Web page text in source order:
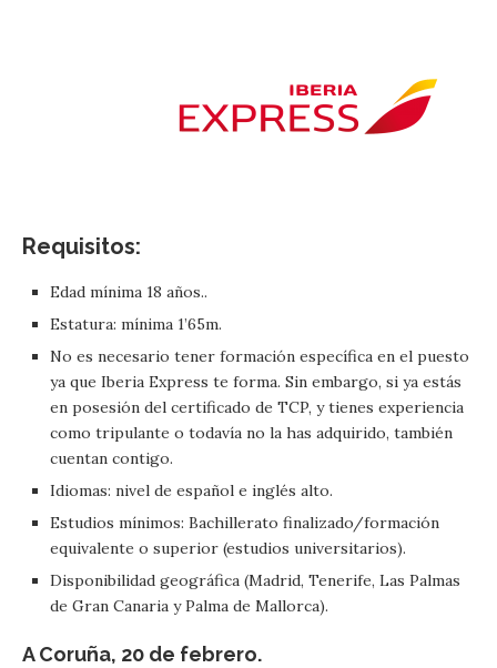
Requisitos:
Edad mínima 18 años..
Estatura: mínima 1’65m.
No es necesario tener formación específica en el puesto
ya que Iberia Express te forma. Sin embargo, si ya estás
en posesión del certificado de TCP, y tienes experiencia
como tripulante o todavía no la has adquirido, también
cuentan contigo.
Idiomas: nivel de español e inglés alto.
Estudios mínimos: Bachillerato finalizado/formación
equivalente o superior (estudios universitarios).
Disponibilidad geográfica (Madrid, Tenerife, Las Palmas
de Gran Canaria y Palma de Mallorca).
A Coruña, 20 de febrero.